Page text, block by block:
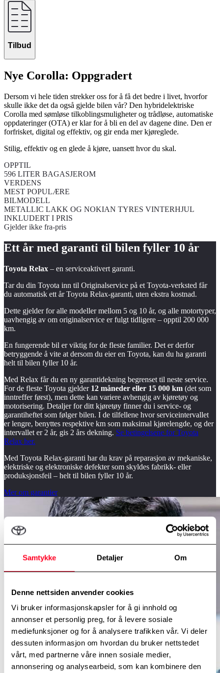
Samtykke Detaljer Om
Denne nettsiden anvender cookies
Vi bruker informasjonskapsler for å gi innhold og
annonser et personlig preg, for å levere sosiale
mediefunksjoner og for å analysere trafikken vår. Vi deler
dessuten informasjon om hvordan du bruker nettstedet
vårt, med partnerne våre innen sosiale medier,
annonsering og analysearbeid, som kan kombinere den
Tilbud
Nye Corolla: Oppgradert
Dersom vi hele tiden strekker oss for å få det bedre i livet, hvorfor
skulle ikke det da også gjelde bilen vår? Den hybridelektriske
Corolla med sømløse tilkoblingsmuligheter og trådløse, automatiske
oppdateringer (OTA) er klar for å bli en del av dagene dine. Den er
forfrisket, digital og effektiv, og gir enda mer kjøreglede.
Stilig, effektiv og en glede å kjøre, uansett hvor du skal.
OPPTIL
596 LITER BAGASJEROM
VERDENS
MEST POPULÆRE
BILMODELL
METALLIC LAKK OG NOKIAN TYRES VINTERHJUL
INKLUDERT I PRIS
Gjelder ikke fra-pris
Ett år med garanti til bilen fyller 10 år
Toyota Relax – en serviceaktivert garanti.
Tar du din Toyota inn til Originalservice på et Toyota-verksted får
du automatisk ett år Toyota Relax-garanti, uten ekstra kostnad.
Dette gjelder for alle modeller mellom 5 og 10 år, og alle motortyper,
uavhengig av om originalservice er fulgt tidligere – opptil 200 000
km.
En fungerende bil er viktig for de fleste familier. Det er derfor
betryggende å vite at dersom du eier en Toyota, kan du ha garanti
helt til bilen fyller 10 år.
Med Relax får du en ny garantidekning begrenset til neste service.
For de fleste Toyota gjelder 12 måneder eller 15 000 km (det som
inntreffer først), men dette kan variere avhengig av kjøretøy og
motorisering. Detaljer for ditt kjøretøy finner du i service- og
garantiheftet som følger bilen. I de tilfellene hvor serviceintervallet
er lengre, benyttes respektive km som maksimal kjørelengde, og der
intervallet er 2 år, gis 2 års dekning. Se betingelsene for Toyota
Relax her.
Med Toyota Relax-garanti har du krav på reparasjon av mekaniske,
elektriske og elektroniske defekter som skyldes fabrikk- eller
produksjonsfeil – helt til bilen fyller 10 år.
Mer om garantier